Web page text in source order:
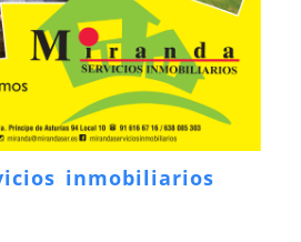
inmobiliarios